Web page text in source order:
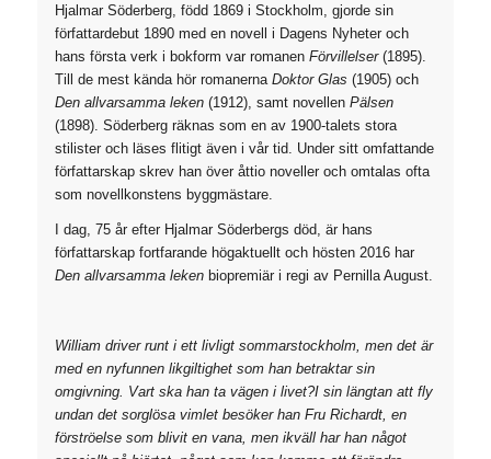
Hjalmar Söderberg, född 1869 i Stockholm, gjorde sin
författardebut 1890 med en novell i Dagens Nyheter och
hans första verk i bokform var romanen Förvillelser(1895).
Till de mest kända hör romanerna Doktor Glas (1905) och
Den allvarsamma leken(1912), samt novellen Pälsen
(1898). Söderberg räknas som en av 1900-talets stora
stilister och läses flitigt även i vår tid. Under sitt omfattande
författarskap skrev han över åttio noveller och omtalas ofta
som novellkonstens byggmästare.
I dag, 75 år efter Hjalmar Söderbergs död, är hans
författarskap fortfarande högaktuellt och hösten 2016 har
Den allvarsamma lekenbiopremiär i regi av Pernilla August.
William driver runt i ett livligt sommarstockholm, men det är
med en nyfunnen likgiltighet som han betraktar sin
omgivning. Vart ska han ta vägen i livet?I sin längtan att fly
undan det sorglösa vimlet besöker han Fru Richardt, en
förströelse som blivit en vana, men ikväll har han något